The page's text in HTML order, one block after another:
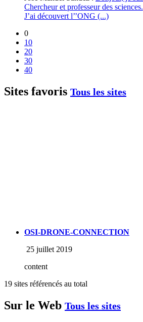
Chercheur et professeur des sciences.
J’ai découvert l’’ONG (...)
0
10
20
30
40
Sites favoris Tous les sites
OSI-DRONE-CONNECTION
25 juillet 2019
content
19 sites référencés au total
Sur le Web Tous les sites